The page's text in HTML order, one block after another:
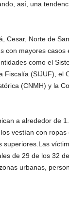
así, una
Cesar, Norte de
con mayores
como el
Fiscalía (SIJUF), el
(CNMH) y la
a alrededor de
vestían con
superiores.Las
de 29 de los 32
urbanas,